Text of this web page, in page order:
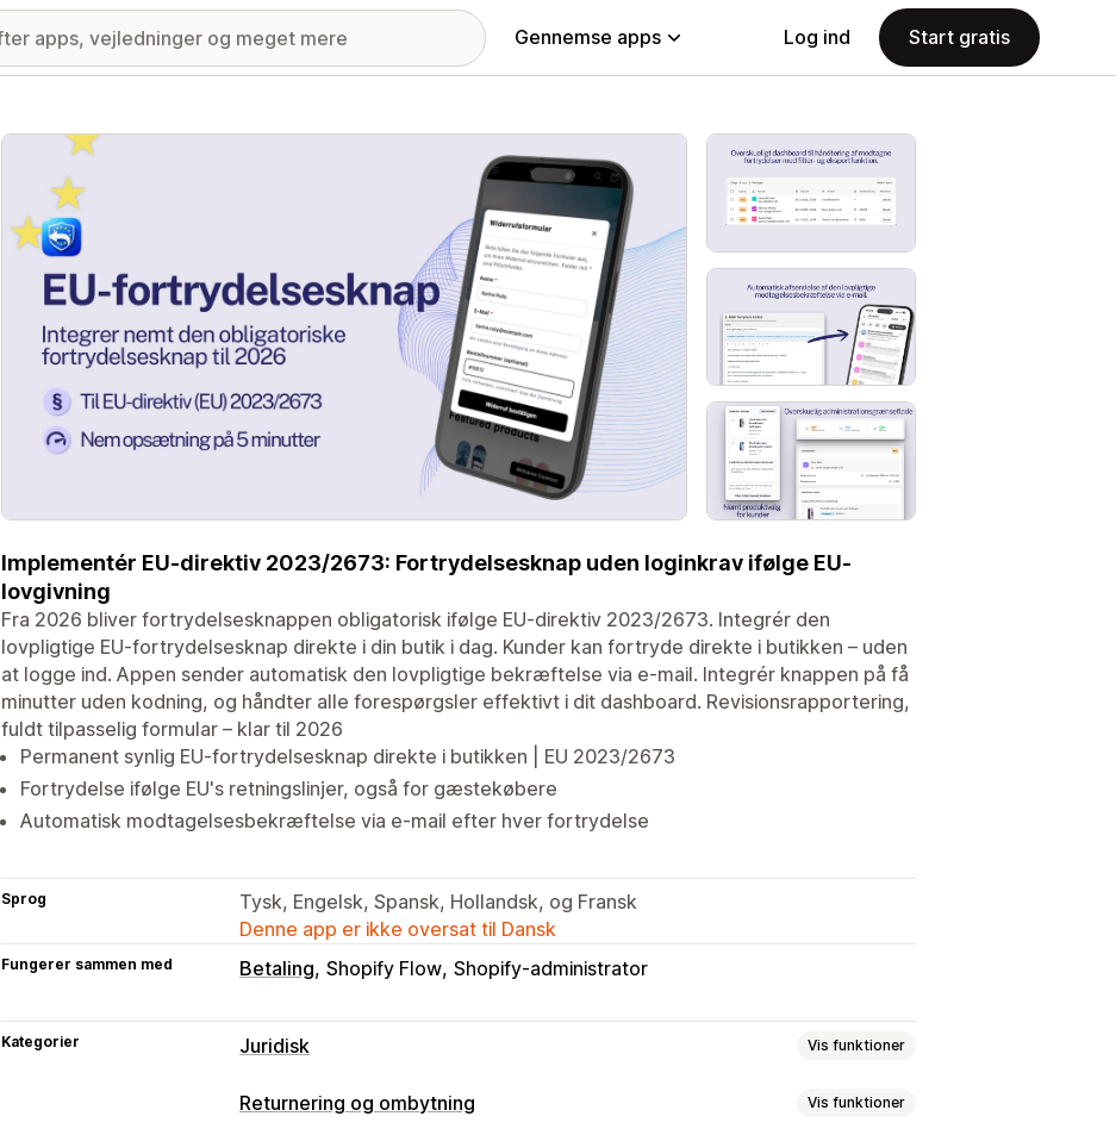
Gennemse apps Log ind Start gratis
Galleri med udvalgte billeder
Implementér EU-direktiv 2023/2673: Fortrydelsesknap uden loginkrav ifølge EU-
lovgivning
Fra 2026 bliver fortrydelsesknappen obligatorisk ifølge EU-direktiv 2023/2673. Integrér den
lovpligtige EU-fortrydelsesknap direkte i din butik i dag. Kunder kan fortryde direkte i butikken – uden
at logge ind. Appen sender automatisk den lovpligtige bekræftelse via e-mail. Integrér knappen på få
minutter uden kodning, og håndter alle forespørgsler effektivt i dit dashboard. Revisionsrapportering,
fuldt tilpasselig formular – klar til 2026
Permanent synlig EU-fortrydelsesknap direkte i butikken | EU 2023/2673
Fortrydelse ifølge EU's retningslinjer, også for gæstekøbere
Automatisk modtagelsesbekræftelse via e-mail efter hver fortrydelse
Sprog
Tysk, Engelsk, Spansk, Hollandsk, og Fransk
Denne app er ikke oversat til Dansk
Fungerer sammen med Betaling Shopify Flow Shopify-administrator
Kategorier Juridisk Vis funktioner
Overholdelse
Returnering og ombytning Vis funktioner